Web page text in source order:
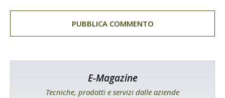
E-Magazine
Tecniche, prodotti e servizi dalle aziende